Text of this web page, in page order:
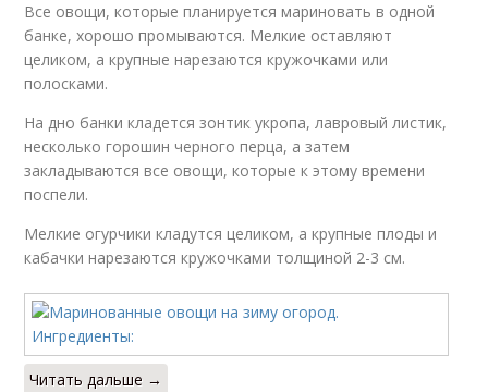
Все овощи, которые планируется мариновать в одной
банке, хорошо промываются. Мелкие оставляют
целиком, а крупные нарезаются кружочками или
полосками.
На дно банки кладется зонтик укропа, лавровый листик,
несколько горошин черного перца, а затем
закладываются все овощи, которые к этому времени
поспели.
Мелкие огурчики кладутся целиком, а крупные плоды и
кабачки нарезаются кружочками толщиной 2-3 см.
Читать дальше →